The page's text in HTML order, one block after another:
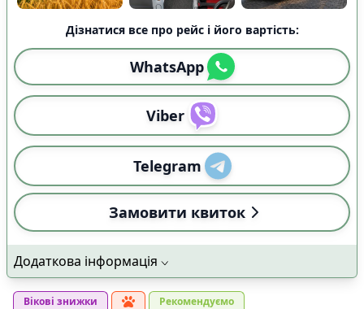
Скинути Застосувати
Дізнатися все про рейс і його вартість:
WhatsApp
Viber
Telegram
Замовити квиток
Додаткова інформація
Вікові знижки
Рекомендуємо